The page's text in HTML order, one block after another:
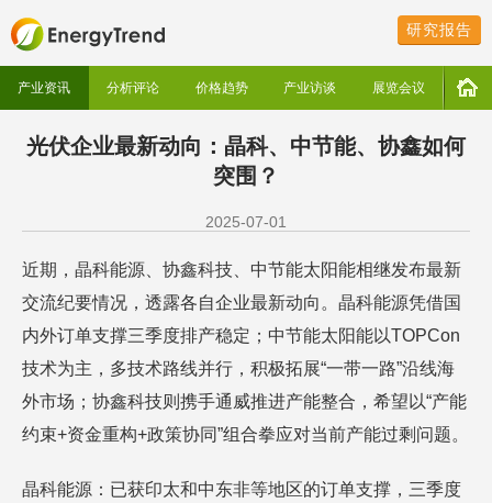
研究报告
产业资讯 分析评论 价格趋势 产业访谈 展览会议
光伏企业最新动向：晶科、中节能、协鑫如何
突围？
2025-07-01
近期，晶科能源、协鑫科技、中节能太阳能相继发布最新
交流纪要情况，透露各自企业最新动向。晶科能源凭借国
内外订单支撑三季度排产稳定；中节能太阳能以TOPCon
技术为主，多技术路线并行，积极拓展“一带一路”沿线海
外市场；协鑫科技则携手通威推进产能整合，希望以“产能
约束+资金重构+政策协同”组合拳应对当前产能过剩问题。
晶科能源：已获印太和中东非等地区的订单支撑，三季度